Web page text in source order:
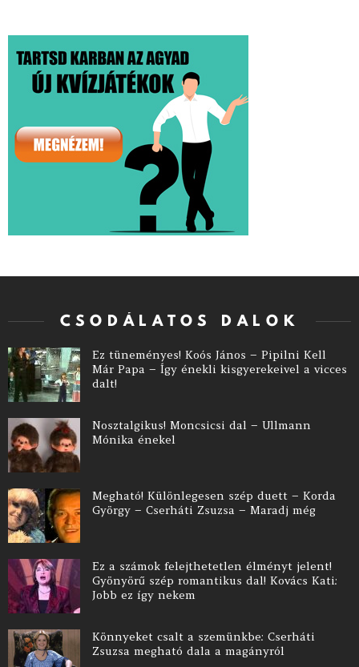
CSODÁLATOS DALOK
Ez tüneményes! Koós János – Pipilni Kell
Már Papa – Így énekli kisgyerekeivel a vicces
dalt!
Nosztalgikus! Moncsicsi dal – Ullmann
Mónika énekel
Megható! Különlegesen szép duett – Korda
György – Cserháti Zsuzsa – Maradj még
Ez a számok felejthetetlen élményt jelent!
Gyönyörű szép romantikus dal! Kovács Kati:
Jobb ez így nekem
Könnyeket csalt a szemünkbe: Cserháti
Zsuzsa megható dala a magányról